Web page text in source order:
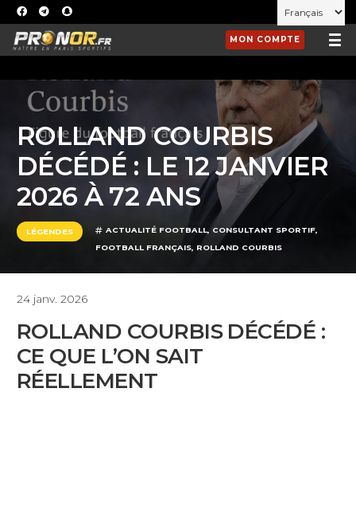
MON COMPTE
ROLLAND COURBIS
DÉCÉDÉ : LE 12 JANVIER
2026 À 72 ANS
LÉGENDES ACTUALITÉ FOOTBALL, CONSULTANT SPORTIF,
FOOTBALL FRANÇAIS, ROLLAND COURBIS
24 janv. 2026
ROLLAND COURBIS DÉCÉDÉ :
CE QUE L’ON SAIT
RÉELLEMENT